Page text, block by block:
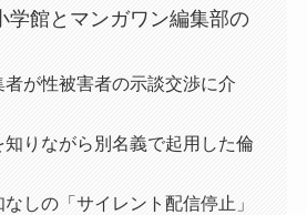
学館とマンガワン編集部の
者が性被害者の示談交渉に介
知りながら別名義で起用した倫
しの「サイレント配信停止」